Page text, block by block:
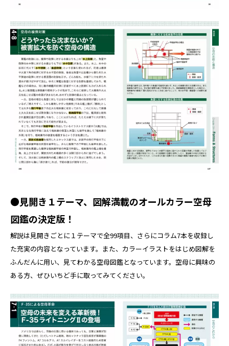
●見開き１テーマ、図解満載のオールカラー空母
図鑑の決定版！
解説は見開きごとに１テーマで全99項目、さらにコラム7本を収録し
た充実の内容となっています。また、カラーイラストをはじめ図解を
ふんだんに用い、見てわかる空母図鑑となっています。空母に興味の
ある方、ぜひいちど手に取ってみてください。